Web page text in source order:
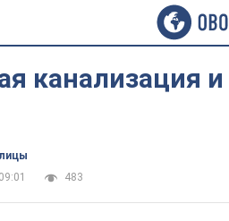
канализация
483